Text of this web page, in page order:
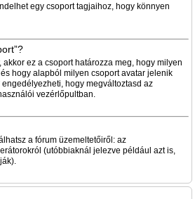
egy csoport tagjaihoz, hogy könnyen
akkor ez a csoport határozza meg, hogy milyen
hogy alapból milyen csoport avatar jelenik
hogy megváltoztasd az
vezérlőpultban.
a fórum üzemeltetőiről: az
(utóbbiaknál jelezve például azt is,